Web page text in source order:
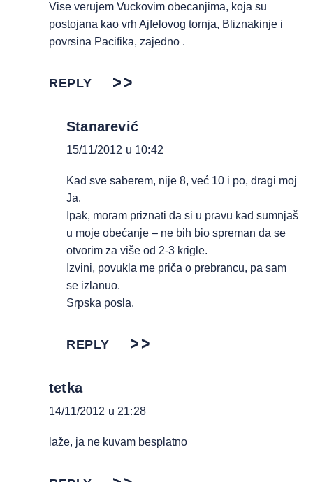
Vise verujem Vuckovim obecanjima, koja su
postojana kao vrh Ajfelovog tornja, Bliznakinje i
povrsina Pacifika, zajedno .
REPLY
Stanarević
15/11/2012 u 10:42
Kad sve saberem, nije 8, već 10 i po, dragi moj
Ja.
Ipak, moram priznati da si u pravu kad sumnjaš
u moje obećanje – ne bih bio spreman da se
otvorim za više od 2-3 krigle.
Izvini, povukla me priča o prebrancu, pa sam
se izlanuo.
Srpska posla.
REPLY
tetka
14/11/2012 u 21:28
laže, ja ne kuvam besplatno